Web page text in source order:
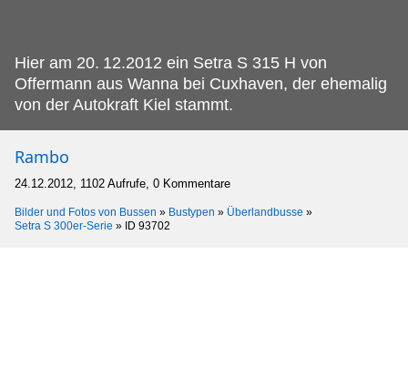
Hier am 20. 12.2012 ein Setra S 315 H von
Offermann aus Wanna bei Cuxhaven, der ehemalig
von der Autokraft Kiel stammt.
Rambo
24.12.2012, 1102 Aufrufe, 0 Kommentare
Bilder und Fotos von Bussen » Bustypen » Überlandbusse »
Setra S 300er-Serie » ID 93702